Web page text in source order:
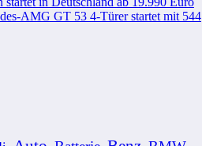
AMG GT 53 4-Türer startet mit 544